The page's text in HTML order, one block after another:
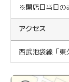
※開店日当日の
アクセス
西武池袋線「東